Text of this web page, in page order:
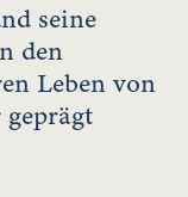
seine
den
Leben von